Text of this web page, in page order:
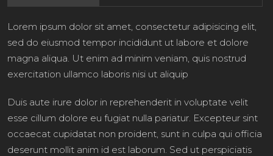
Lorem ipsum dolor sit amet, consectetur adipisicing elit,
sed do eiusmod tempor incididunt ut labore et dolore
magna aliqua. Ut enim ad minim veniam, quis nostrud
exercitation ullamco laboris nisi ut aliquip
Duis aute irure dolor in reprehenderit in voluptate velit
esse cillum dolore eu fugiat nulla pariatur. Excepteur sint
occaecat cupidatat non proident, sunt in culpa qui officia
deserunt mollit anim id est laborum. Sed ut perspiciatis